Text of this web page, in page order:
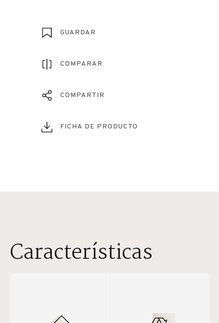
GUARDAR
COMPARAR
COMPARTIR
FICHA DE PRODUCTO
Características